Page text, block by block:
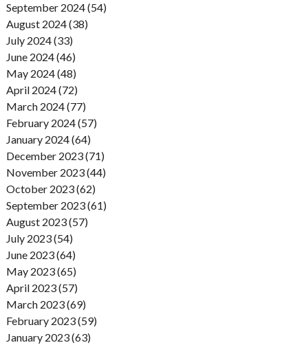
September 2024 (54)
August 2024 (38)
July 2024 (33)
June 2024 (46)
May 2024 (48)
April 2024 (72)
March 2024 (77)
February 2024 (57)
January 2024 (64)
December 2023 (71)
November 2023 (44)
October 2023 (62)
September 2023 (61)
August 2023 (57)
July 2023 (54)
June 2023 (64)
May 2023 (65)
April 2023 (57)
March 2023 (69)
February 2023 (59)
January 2023 (63)